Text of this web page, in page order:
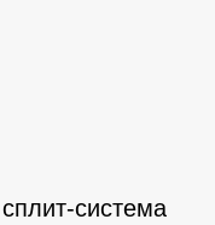
система